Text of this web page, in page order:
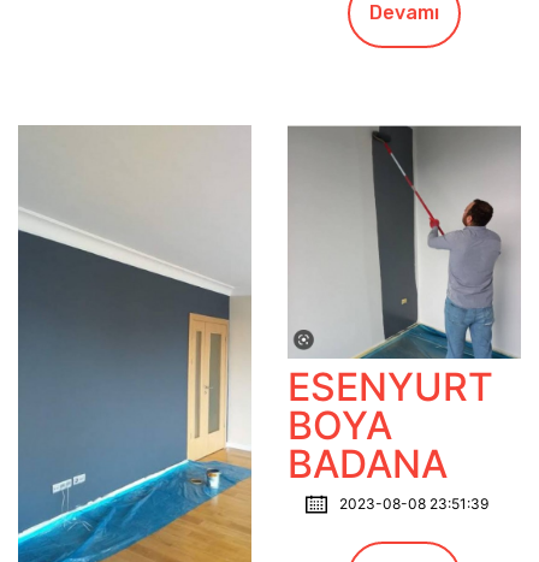
Devamı
ESENYURT
BOYA
BADANA
2023-08-08 23:51:39